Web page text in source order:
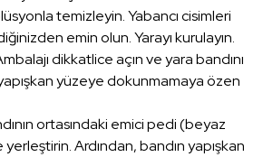
temizleyin. Yabancı cisimleri
emin olun. Yarayı kurulayın.
dikkatlice açın ve yara bandını
yapışkan yüzeye dokunmamaya özen
ortasındaki emici pedi (beyaz
yerleştirin. Ardından, bandın yapışkan